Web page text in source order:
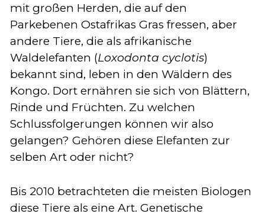
mit großen Herden, die auf den
Parkebenen Ostafrikas Gras fressen, aber
andere Tiere, die als afrikanische
Waldelefanten (Loxodonta cyclotis)
bekannt sind, leben in den Wäldern des
Kongo. Dort ernähren sie sich von Blättern,
Rinde und Früchten. Zu welchen
Schlussfolgerungen können wir also
gelangen? Gehören diese Elefanten zur
selben Art oder nicht?
Bis 2010 betrachteten die meisten Biologen
diese Tiere als eine Art. Genetische